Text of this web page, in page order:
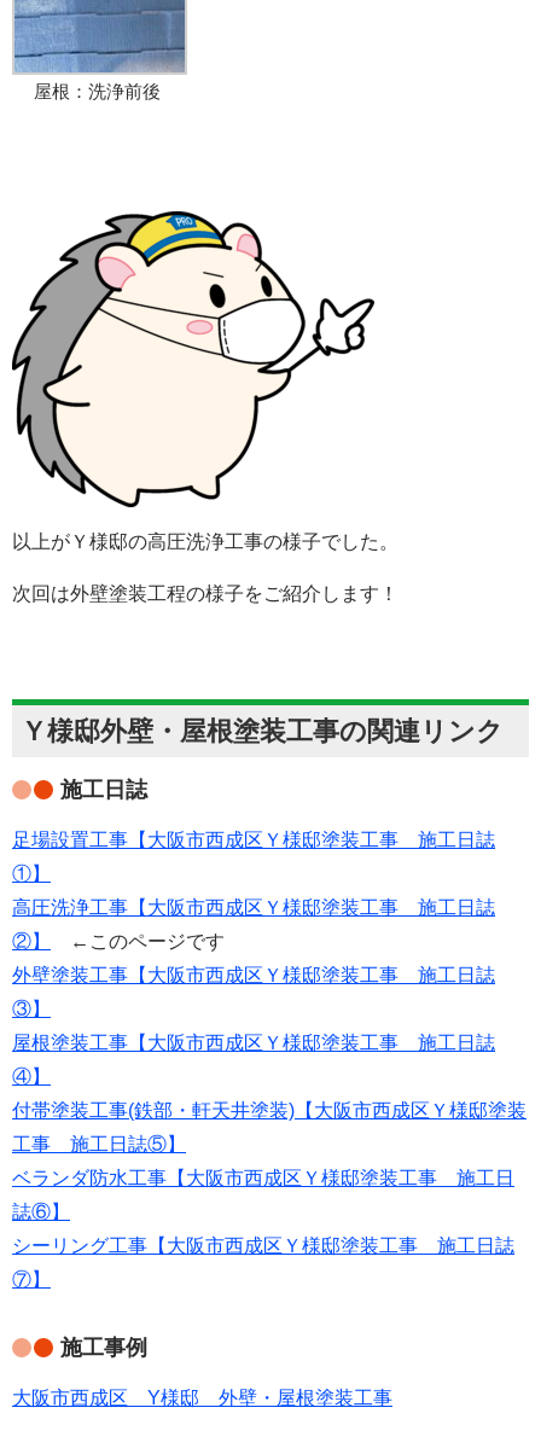
屋根：洗浄前後
以上がＹ様邸の高圧洗浄工事の様子でした。
次回は外壁塗装工程の様子をご紹介します！
Ｙ様邸外壁・屋根塗装工事の関連リンク
施工日誌
足場設置工事【大阪市西成区Ｙ様邸塗装工事 施工日誌
①】
高圧洗浄工事【大阪市西成区Ｙ様邸塗装工事 施工日誌
②】
←このページです
外壁塗装工事【大阪市西成区Ｙ様邸塗装工事 施工日誌
③】
屋根塗装工事【大阪市西成区Ｙ様邸塗装工事 施工日誌
④】
付帯塗装工事(鉄部・軒天井塗装)【大阪市西成区Ｙ様邸塗装
工事 施工日誌⑤】
ベランダ防水工事【大阪市西成区Ｙ様邸塗装工事 施工日
誌⑥】
シーリング工事【大阪市西成区Ｙ様邸塗装工事 施工日誌
⑦】
施工事例
大阪市西成区 Y様邸 外壁・屋根塗装工事